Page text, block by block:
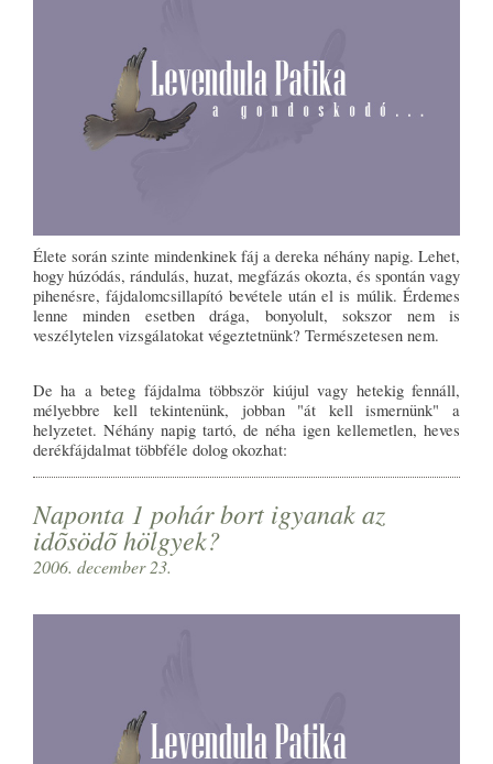
Élete során szinte mindenkinek fáj a dereka néhány napig. Lehet,
hogy húzódás, rándulás, huzat, megfázás okozta, és spontán vagy
pihenésre, fájdalomcsillapító bevétele után el is múlik. Érdemes
lenne minden esetben drága, bonyolult, sokszor nem is
veszélytelen vizsgálatokat végeztetnünk? Természetesen nem.
De ha a beteg fájdalma többször kiújul vagy hetekig fennáll,
mélyebbre kell tekintenünk, jobban "át kell ismernünk" a
helyzetet. Néhány napig tartó, de néha igen kellemetlen, heves
derékfájdalmat többféle dolog okozhat:
Naponta 1 pohár bort igyanak az
idõsödõ hölgyek?
2006. december 23.